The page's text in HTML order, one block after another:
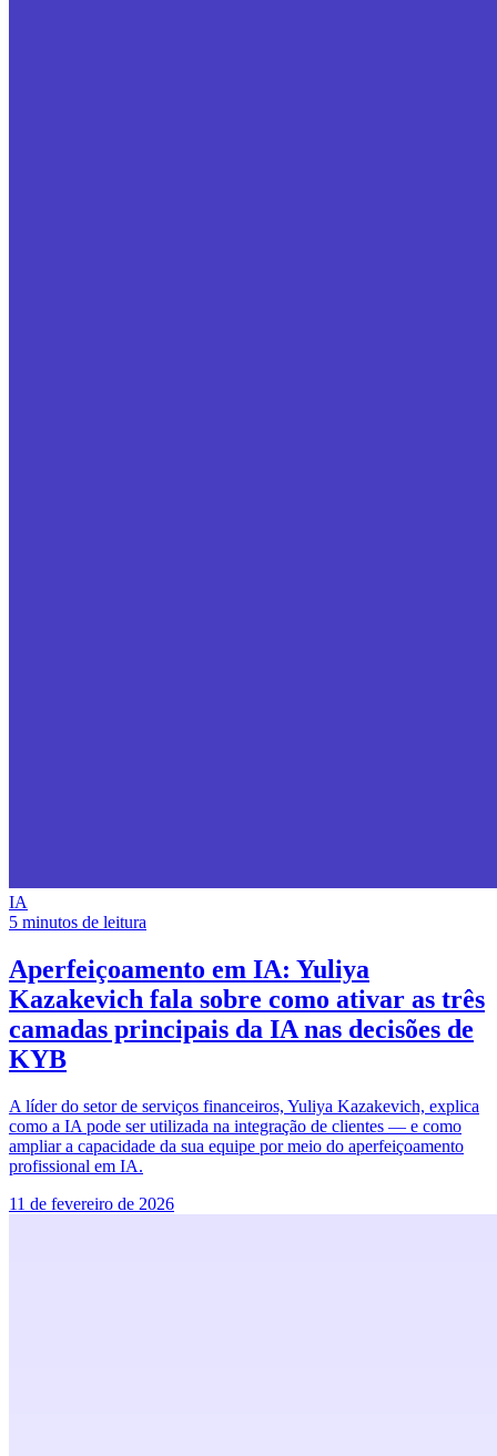
IA
5 minutos de leitura
Aperfeiçoamento em IA: Yuliya
Kazakevich fala sobre como ativar as três
camadas principais da IA nas decisões de
KYB
A líder do setor de serviços financeiros, Yuliya Kazakevich, explica
como a IA pode ser utilizada na integração de clientes — e como
ampliar a capacidade da sua equipe por meio do aperfeiçoamento
profissional em IA.
11 de fevereiro de 2026